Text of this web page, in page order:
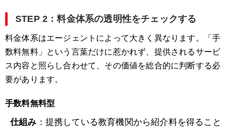
STEP 2：料金体系の透明性をチェックする
料金体系はエージェントによって大きく異なります。「手
数料無料」という言葉だけに惹かれず、提供されるサービ
ス内容と照らし合わせて、その価値を総合的に判断する必
要があります。
手数料無料型
仕組み ：提携している教育機関から紹介料を得ること